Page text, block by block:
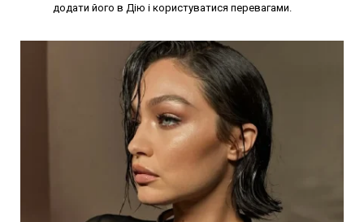
додати його в Дію і користуватися перевагами.